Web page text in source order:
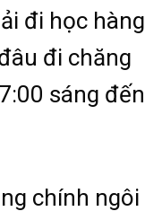
đi học hàng
đi chăng
sáng đến
chính ngôi